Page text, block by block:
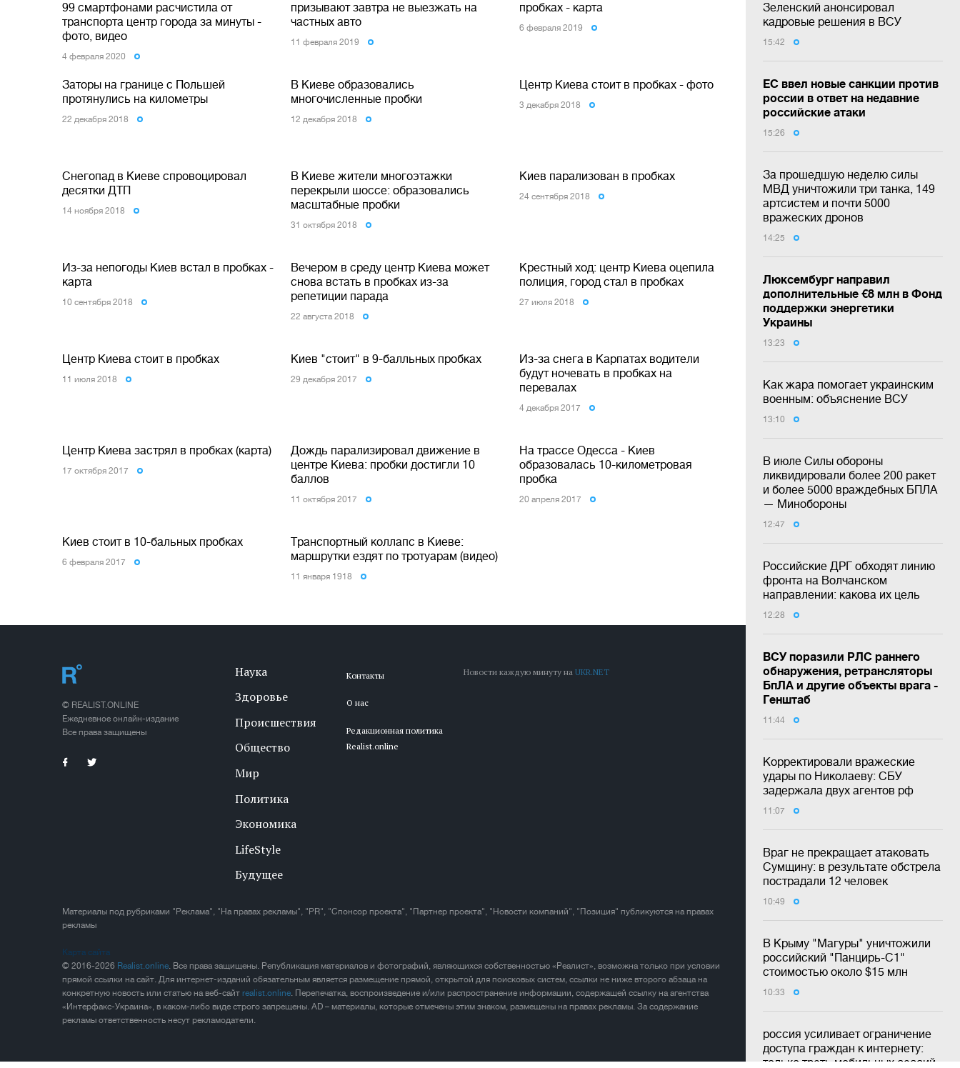
Зеленский анонсировал
кадровые решения в ВСУ
15:42
ЕС ввел новые санкции против
россии в ответ на недавние
российские атаки
15:26
За прошедшую неделю силы
МВД уничтожили три танка, 149
артсистем и почти 5000
вражеских дронов
14:25
Люксембург направил
дополнительные €8 млн в Фонд
поддержки энергетики
Украины
13:23
Как жара помогает украинским
военным: объяснение ВСУ
13:10
В июле Силы обороны
ликвидировали более 200 ракет
и более 5000 враждебных БПЛА
— Минобороны
12:47
Российские ДРГ обходят линию
фронта на Волчанском
направлении: какова их цель
12:28
ВСУ поразили РЛС раннего
обнаружения, ретрансляторы
БпЛА и другие объекты врага -
Генштаб
11:44
Корректировали вражеские
удары по Николаеву: СБУ
задержала двух агентов рф
11:07
Враг не прекращает атаковать
Сумщину: в результате обстрела
пострадали 12 человек
10:49
В Крыму "Магуры" уничтожили
российский "Панцирь-С1"
стоимостью около $15 млн
10:33
россия усиливает ограничение
доступа граждан к интернету:
только треть мобильных сессий
99 смартфонами расчистила от
транспорта центр города за минуты -
фото, видео
4 февраля 2020
призывают завтра не выезжать на
частных авто
11 февраля 2019
пробках - карта
6 февраля 2019
Заторы на границе с Польшей
протянулись на километры
22 декабря 2018
В Киеве образовались
многочисленные пробки
12 декабря 2018
Центр Киева стоит в пробках - фото
3 декабря 2018
Снегопад в Киеве спровоцировал
десятки ДТП
14 ноября 2018
В Киеве жители многоэтажки
перекрыли шоссе: образовались
масштабные пробки
31 октября 2018
Киев парализован в пробках
24 сентября 2018
Из-за непогоды Киев встал в пробках -
карта
10 сентября 2018
Вечером в среду центр Киева может
снова встать в пробках из-за
репетиции парада
22 августа 2018
Крестный ход: центр Киева оцепила
полиция, город стал в пробках
27 июля 2018
Центр Киева стоит в пробках
11 июля 2018
Киев "стоит" в 9-балльных пробках
29 декабря 2017
Из-за снега в Карпатах водители
будут ночевать в пробках на
перевалах
4 декабря 2017
Центр Киева застрял в пробках (карта)
17 октября 2017
Дождь парализировал движение в
центре Киева: пробки достигли 10
баллов
11 октября 2017
На трассе Одесса - Киев
образовалась 10-километровая
пробка
20 апреля 2017
Киев стоит в 10-бальных пробках
6 февраля 2017
Транспортный коллапс в Киеве:
маршрутки ездят по тротуарам (видео)
11 января 1918
© REALIST.ONLINE
Ежедневное онлайн-издание
Все права защищены
Наука
Здоровье
Происшествия
Общество
Мир
Политика
Экономика
LifeStyle
Будущее
Контакты
О нас
Редакционная политика
Realist.online
Новости каждую минуту наUKR.NET
Материалы под рубриками "Реклама", "На правах рекламы", "PR", "Спонсор проекта", "Партнер проекта", "Новости компаний", "Позиция" публикуются на правах
рекламы
Карта сайта
© 2016-2026 Realist.online. Все права защищены. Републикация материалов и фотографий, являющихся собственностью «Реалист», возможна только при условии
прямой ссылки на сайт. Для интернет-изданий обязательным является размещение прямой, открытой для поисковых систем, ссылки не ниже второго абзаца на
конкретную новость или статью на веб-сайтrealist.online. Перепечатка, воспроизведение и/или распространение информации, содержащей ссылку на агентства
«Интерфакс-Украина», в каком-либо виде строго запрещены. AD – материалы, которые отмечены этим знаком, размещены на правах рекламы. За содержание
рекламы ответственность несут рекламодатели.